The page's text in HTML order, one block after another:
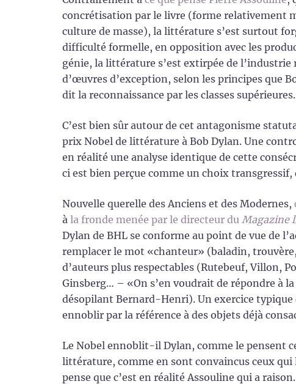
concrétisation par le livre (forme relativement
culture de masse), la littérature s’est surtout
difficulté formelle, en opposition avec les
génie, la littérature s’est extirpée de
d’œuvres d’exception, selon les principes que
dit la reconnaissance par les classes supérieures.
C’est bien sûr autour de cet antagonisme
prix Nobel de littérature à Bob Dylan. Une
en réalité une analyse identique de cette
ci est bien perçue comme un choix
Nouvelle querelle des Anciens et des Modernes,
à la fronde menée par le directeur du Magazine
Dylan de BHL se conforme au point de vue de
remplacer le mot «chanteur» (baladin,
d’auteurs plus respectables (Rutebeuf, Villon,
Ginsberg… – «On s’en voudrait de répondre à
désopilant Bernard-Henri). Un exercice
ennoblir par la référence à des objets déjà
Le Nobel ennoblit-il Dylan, comme le pensent
littérature, comme en sont convaincus ceux
pense que c’est en réalité Assouline qui a